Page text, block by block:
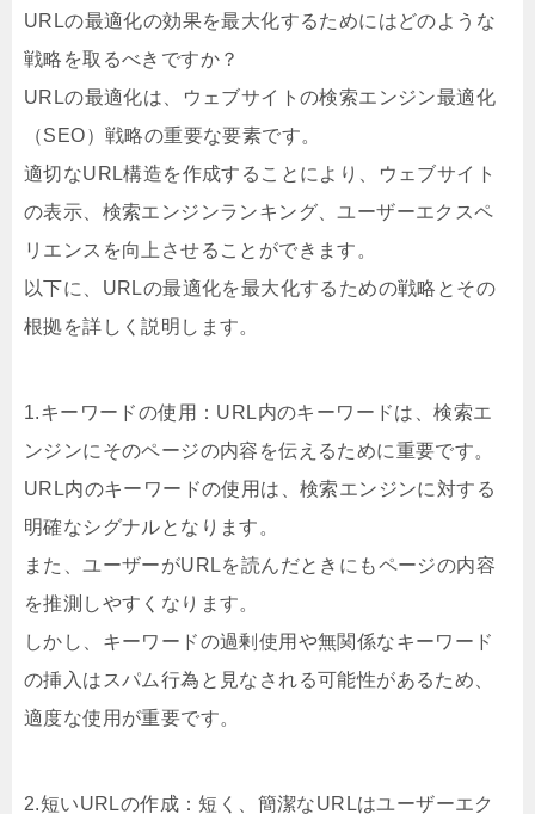
URLの最適化の効果を最大化するためにはどのような
戦略を取るべきですか？
URLの最適化は、ウェブサイトの検索エンジン最適化
（SEO）戦略の重要な要素です。
適切なURL構造を作成することにより、ウェブサイト
の表示、検索エンジンランキング、ユーザーエクスペ
リエンスを向上させることができます。
以下に、URLの最適化を最大化するための戦略とその
根拠を詳しく説明します。
1.キーワードの使用：URL内のキーワードは、検索エ
ンジンにそのページの内容を伝えるために重要です。
URL内のキーワードの使用は、検索エンジンに対する
明確なシグナルとなります。
また、ユーザーがURLを読んだときにもページの内容
を推測しやすくなります。
しかし、キーワードの過剰使用や無関係なキーワード
の挿入はスパム行為と見なされる可能性があるため、
適度な使用が重要です。
2.短いURLの作成：短く、簡潔なURLはユーザーエク